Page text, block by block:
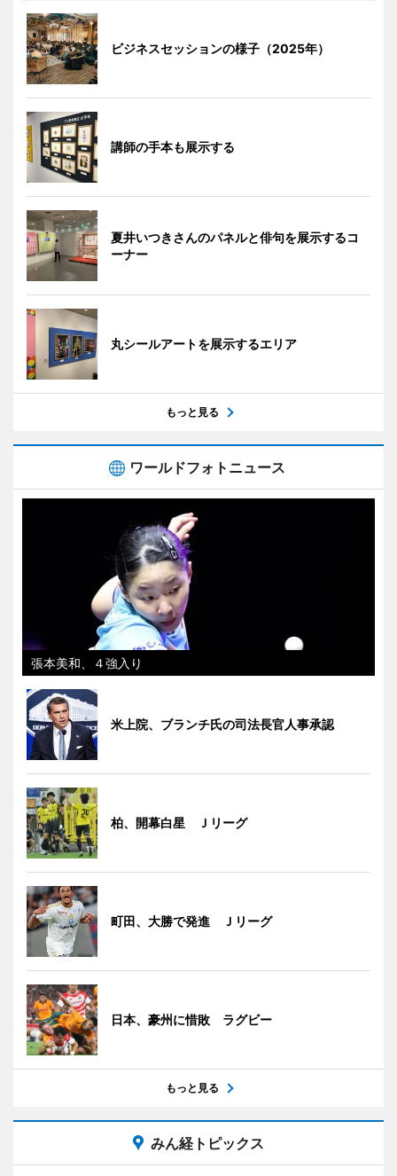
ビジネスセッションの様子（2025年）
講師の手本も展示する
夏井いつきさんのパネルと俳句を展示するコ
ーナー
丸シールアートを展示するエリア
もっと見る
ワールドフォトニュース
張本美和、４強入り
米上院、ブランチ氏の司法長官人事承認
柏、開幕白星 Ｊリーグ
町田、大勝で発進 Ｊリーグ
日本、豪州に惜敗 ラグビー
もっと見る
みん経トピックス